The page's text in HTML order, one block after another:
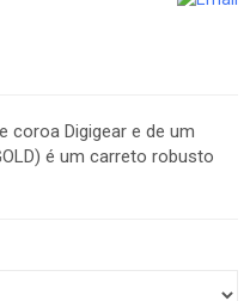
coroa Digigear e de um
é um carreto robusto